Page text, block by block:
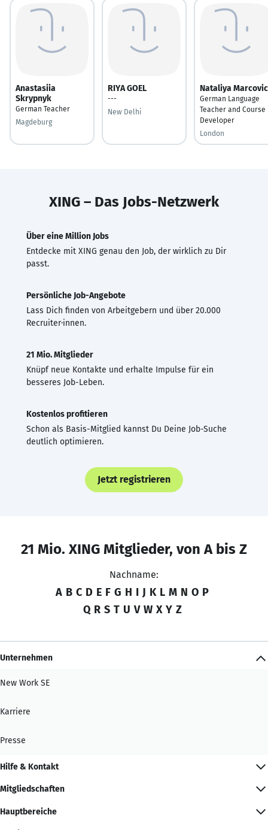
Anastasiia
Skrypnyk
German Teacher
Magdeburg
RIYA GOEL
---
New Delhi
Nataliya
German Language
Teacher and Course
Developer
London
XING – Das Jobs-Netzwerk
Über eine Million Jobs
Entdecke mit XING genau den Job, der wirklich zu Dir
passt.
Persönliche Job-Angebote
Lass Dich finden von Arbeitgebern und über 20.000
Recruiter·innen.
21 Mio. Mitglieder
Knüpf neue Kontakte und erhalte Impulse für ein
besseres Job-Leben.
Kostenlos profitieren
Schon als Basis-Mitglied kannst Du Deine Job-Suche
deutlich optimieren.
Jetzt registrieren
21 Mio. XING Mitglieder, von A bis Z
Nachname:
A B C D E F G H I J K L M N O P
Q R S T U V W X Y Z
Unternehmen
New Work SE
Karriere
Presse
Hilfe & Kontakt
Mitgliedschaften
Hauptbereiche